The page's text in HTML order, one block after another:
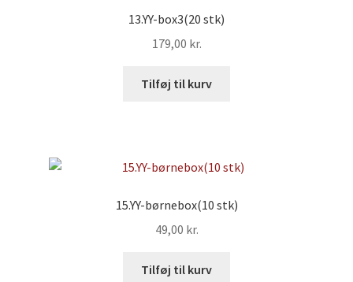
13.YY-box3(20 stk)
179,00 kr.
Tilføj til kurv
15.YY-børnebox(10 stk)
49,00 kr.
Tilføj til kurv